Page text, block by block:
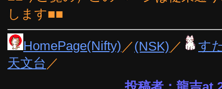
します■■
HomePage(Nifty) ／(NSK) ／
す
天文台 ／